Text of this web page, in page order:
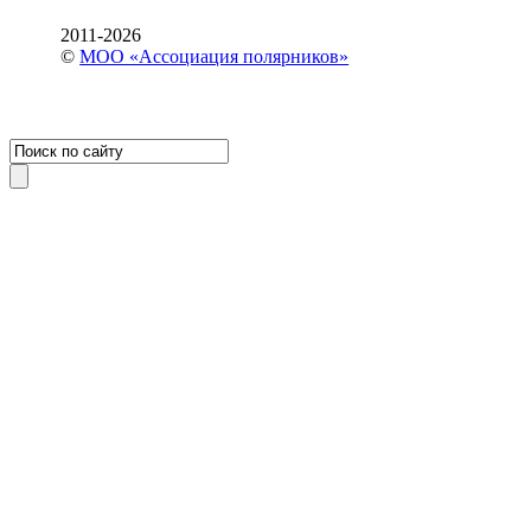
2011-2026
©МОО «Ассоциация полярников»